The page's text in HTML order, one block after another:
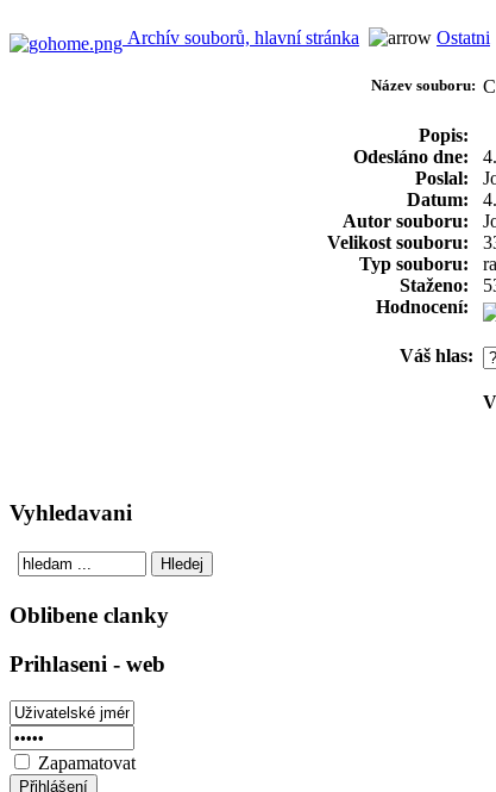
Archív souborů, hlavní stránka Ostatni
Název souboru:
Popis:
Odesláno dne:
Poslal:
Datum:
Autor souboru:
Velikost souboru:
Typ souboru:
Staženo:
Hodnocení:
Váš hlas:
Vyhledavani
Oblibene clanky
Prihlaseni - web
Zapamatovat